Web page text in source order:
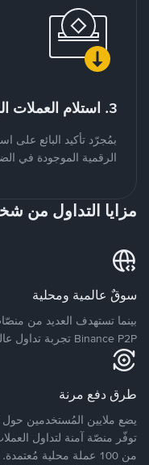
3. استلام العملات الرقمية
بمُجرّد تأكيد البائع على
الرقمية الموجودة في
مزايا التداول
سوقٌ عالمية ومحلية
Binance P2P تجربة تداول عالمية حقيقية وتدعم أكثر من 70 عملة محلية.
طرق دفع مرنة
من 100 عملة محلية